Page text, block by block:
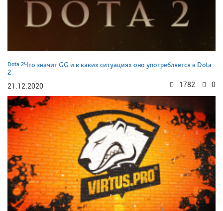
Dota 2Что значит GG и в каких ситуациях оно употребляется в Dota
2
21.12.2020
0
1782